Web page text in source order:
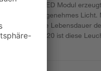
Das LED Modul
lm ein angenehmes
hohe Lebensdauer
Schutzart IP 20 ist diese